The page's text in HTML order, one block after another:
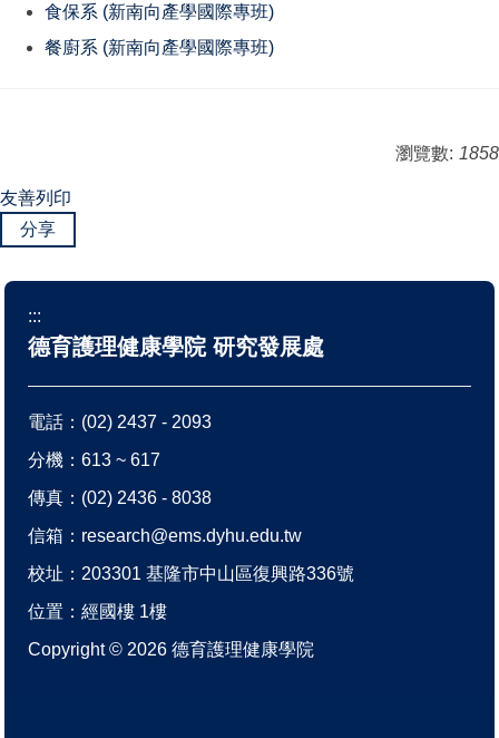
食保系 (新南向產學國際專班)
餐廚系 (新南向產學國際專班)
瀏覽數: 1858
友善列印
分享
:::
德育護理健康學院 研究發展處
電話： (02) 2437 - 2093
分機：613 ~ 617
傳真：(02) 2436 - 8038
信箱： research@ems.dyhu.edu.tw
校址： 203301 基隆市中山區復興路336號
位置： 經國樓 1樓
Copyright © 2026德育護理健康學院